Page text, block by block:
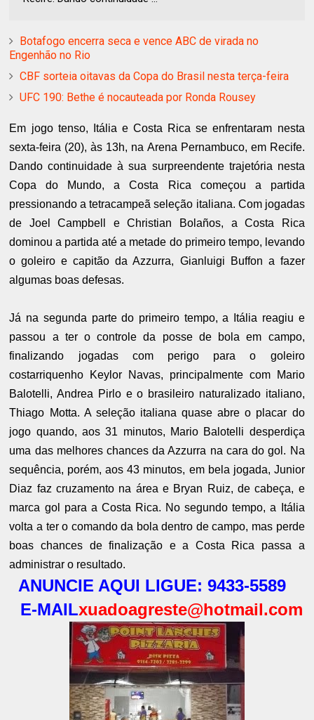
Botafogo encerra seca e vence ABC de virada no
Engenhão no Rio
CBF sorteia oitavas da Copa do Brasil nesta terça-feira
UFC 190: Bethe é nocauteada por Ronda Rousey
Em jogo tenso, Itália e Costa Rica se enfrentaram nesta
sexta-feira (20), às 13h, na Arena Pernambuco, em Recife.
Dando continuidade à sua surpreendente trajetória nesta
Copa do Mundo, a Costa Rica começou a partida
pressionando a tetracampeã seleção italiana. Com jogadas
de Joel Campbell e Christian Bolaños, a Costa Rica
dominou a partida até a metade do primeiro tempo, levando
o goleiro e capitão da Azzurra, Gianluigi Buffon a fazer
algumas boas defesas.
Já na segunda parte do primeiro tempo, a Itália reagiu e
passou a ter o controle da posse de bola em campo,
finalizando jogadas com perigo para o goleiro
costarriquenho Keylor Navas, principalmente com Mario
Balotelli, Andrea Pirlo e o brasileiro naturalizado italiano,
Thiago Motta. A seleção italiana quase abre o placar do
jogo quando, aos 31 minutos, Mario Balotelli desperdiça
uma das melhores chances da Azzurra na cara do gol. Na
sequência, porém, aos 43 minutos, em bela jogada, Junior
Diaz faz cruzamento na área e Bryan Ruiz, de cabeça, e
marca gol para a Costa Rica. No segundo tempo, a Itália
volta a ter o comando da bola dentro de campo, mas perde
boas chances de finalização e a Costa Rica passa a
administrar o resultado.
ANUNCIE AQUI LIGUE: 9433-5589
E-MAILxuadoagreste@hotmail.com